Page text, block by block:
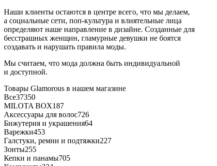
Наши клиенты остаются в центре всего, что мы делаем,
а социальные сети, поп-культура и влиятельные лица
определяют наше направление в дизайне. Созданные для
бесстрашных женщин, гламурные девушки не боятся
создавать и нарушать правила моды.
Мы считаем, что мода должна быть индивидуальной
и доступной.
Товары Glamorous в нашем магазине
Все37350
MILOTA BOX187
Аксессуары для волос726
Бижутерия и украшения64
Варежки453
Галстуки, ремни и подтяжки227
Зонты255
Кепки и панамы705